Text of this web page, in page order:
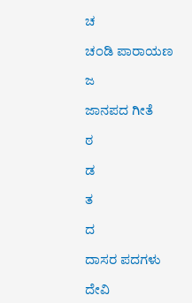
ಚ
ಚಂಡಿ ಪಾರಾಯಣ
ಜ
ಜಾನಪದ ಗೀತೆ
ಠ
ಡ
ತ
ದ
ದಾಸರ ಪದಗಳು
ದೇವಿ